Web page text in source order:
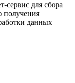
сервис для сбора
получения
данных